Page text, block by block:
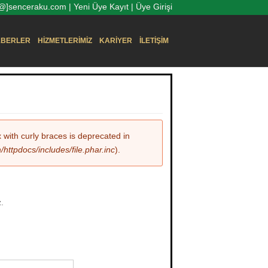
| Yeni Üye Kayıt | Üye Girişi
HIZMETLERIMIZ KARIYER İLETIŞIM
curly braces is deprecated in
includes/file.phar.inc).